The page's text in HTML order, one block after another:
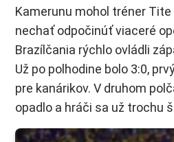
Kamerunu mohol tréner
nechať odpočinúť viaceré
Brazílčania rýchlo ovládli
Už po polhodine bolo 3:0,
pre kanárikov. V druhom
opadlo a hráči sa už trochu